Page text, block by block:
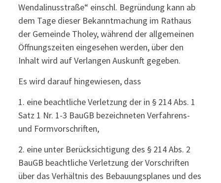
Wendalinusstraße“ einschl. Begründung kann ab
dem Tage dieser Bekanntmachung im Rathaus
der Gemeinde Tholey, während der allgemeinen
Öffnungszeiten eingesehen werden, über den
Inhalt wird auf Verlangen Auskunft gegeben.
Es wird darauf hingewiesen, dass
1. eine beachtliche Verletzung der in § 214 Abs. 1
Satz 1 Nr. 1-3 BauGB bezeichneten Verfahrens-
und Formvorschriften,
2. eine unter Berücksichtigung des § 214 Abs. 2
BauGB beachtliche Verletzung der Vorschriften
über das Verhältnis des Bebauungsplanes und des